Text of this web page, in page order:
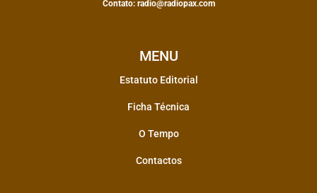
Contato: radio@radiopax.com
MENU
Estatuto Editorial
Ficha Técnica
O Tempo
Contactos